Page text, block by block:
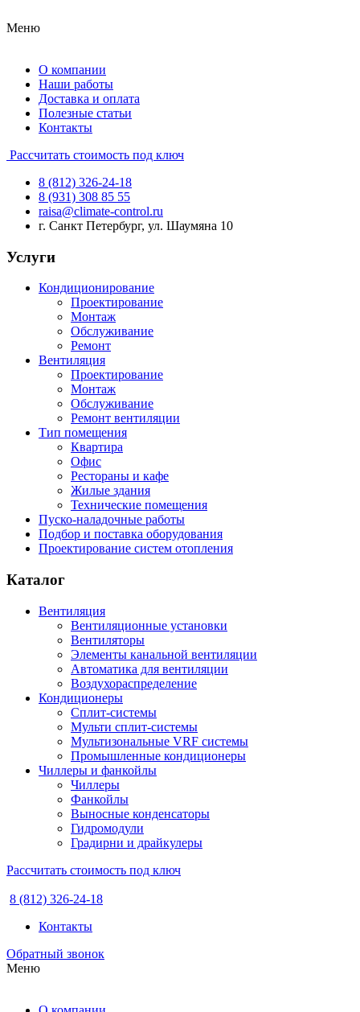
Меню
О компании
Наши работы
Доставка и оплата
Полезные статьи
Контакты
Рассчитать стоимость под ключ
8 (812) 326-24-18
8 (931) 308 85 55
raisa@climate-control.ru
г. Санкт Петербург, ул. Шаумяна 10
Услуги
Кондиционирование
Проектирование
Монтаж
Обслуживание
Ремонт
Вентиляция
Проектирование
Монтаж
Обслуживание
Ремонт вентиляции
Тип помещения
Квартира
Офис
Рестораны и кафе
Жилые здания
Технические помещения
Пуско-наладочные работы
Подбор и поставка оборудования
Проектирование систем отопления
Каталог
Вентиляция
Вентиляционные установки
Вентиляторы
Элементы канальной вентиляции
Автоматика для вентиляции
Воздухораспределение
Кондиционеры
Сплит-системы
Мульти сплит-системы
Мультизональные VRF системы
Промышленные кондиционеры
Чиллеры и фанкойлы
Чиллеры
Фанкойлы
Выносные конденсаторы
Гидромодули
Градирни и драйкулеры
Рассчитать стоимость под ключ
8 (812) 326-24-18
Контакты
Обратный звонок
Меню